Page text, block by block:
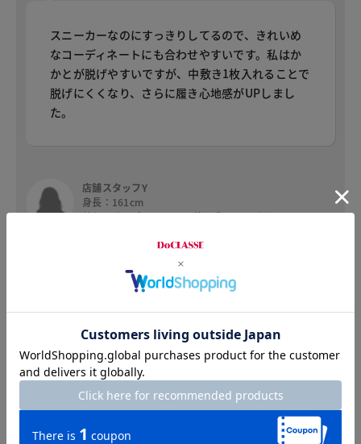
スニーカーなのにすっきりしてるので、きれいめ
なコーディネートにも合わせやすいです。私はか
かとが脱げやすいですが、中敷き1枚入れることで
脱げにくくなり、さらに履き心地感がUPしまし
た。
店舗スタッフY
身長：161cm
普段のサイズ：23.5㎝ 着用感：ちょどよい
全体的に柔らかいので、足に負担をかけずにサッ
のスニーカーなら大丈夫です。
※個人差がございますので、参考としてご覧ください。